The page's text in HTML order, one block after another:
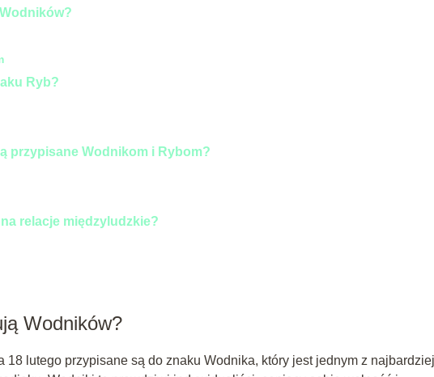
Ryb?
przypisane Wodnikom i Rybom?
relacje międzyludzkie?
Wodników?
18 lutego przypisane są do znaku Wodnika, który jest jednym z najbardziej